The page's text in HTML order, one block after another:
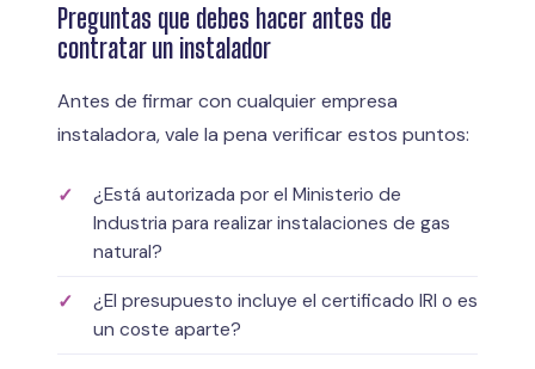
Preguntas que debes hacer antes de
contratar un instalador
Antes de firmar con cualquier empresa
instaladora, vale la pena verificar estos puntos:
¿Está autorizada por el Ministerio de
Industria para realizar instalaciones de gas
natural?
¿El presupuesto incluye el certificado IRI o es
un coste aparte?